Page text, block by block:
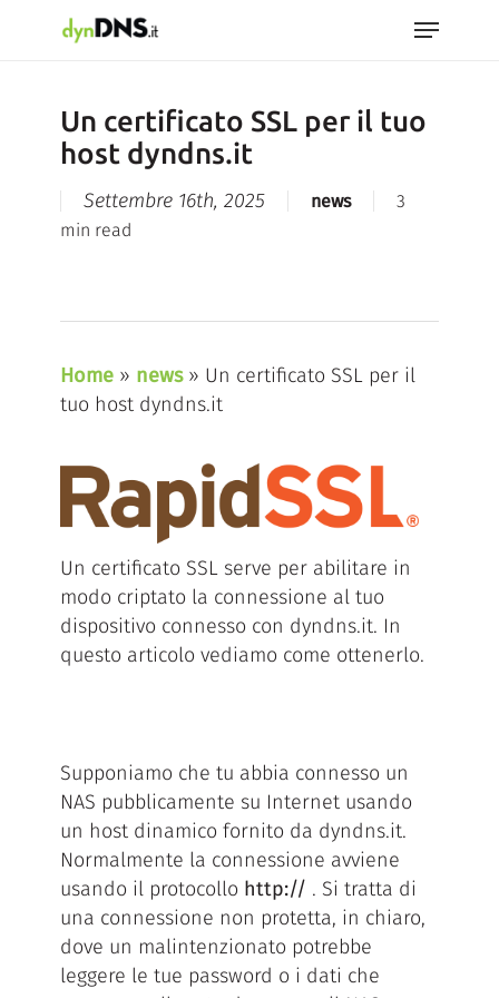
Menu
Un certificato SSL per il tuo
host dyndns.it
Settembre 16th, 2025 news
3
min read
Home » news» Un certificato SSL per il
tuo host dyndns.it
Un certificato SSL serve per abilitare in
modo criptato la connessione al tuo
dispositivo connesso con dyndns.it. In
questo articolo vediamo come ottenerlo.
Supponiamo che tu abbia connesso un
NAS pubblicamente su Internet usando
un host dinamico fornito da dyndns.it.
Normalmente la connessione avviene
usando il protocollo http:// . Si tratta di
una connessione non protetta, in chiaro,
dove un malintenzionato potrebbe
leggere le tue password o i dati che